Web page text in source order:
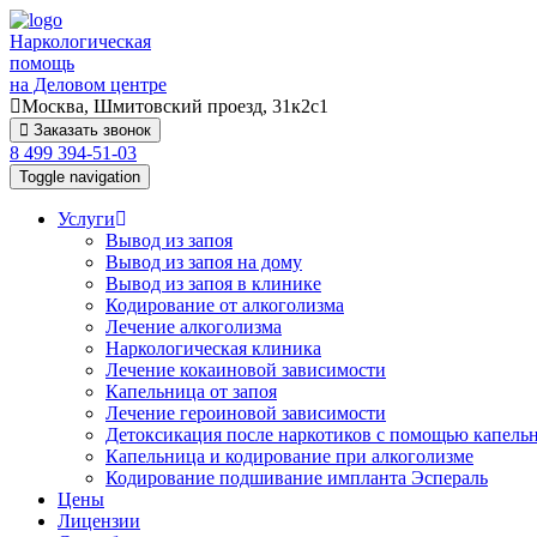
Наркологическая
помощь
на Деловом центре
Москва, Шмитовский проезд, 31к2с1
Заказать звонок
8 499 394-51-03
Toggle navigation
Услуги
Вывод из запоя
Вывод из запоя на дому
Вывод из запоя в клинике
Кодирование от алкоголизма
Лечение алкоголизма
Наркологическая клиника
Лечение кокаиновой зависимости
Капельница от запоя
Лечение героиновой зависимости
Детоксикация после наркотиков с помощью
Капельница и кодирование при алкоголизме
Кодирование подшивание импланта Эспераль
Цены
Лицензии